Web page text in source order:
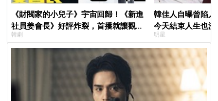
《財閥家的小兒子》宇宙回歸！《新進
社員姜會長》好評炸裂，首播就讓觀眾
多巴胺爆表
韓劇
韓佳人自曝曾陷
今天結束人生也
YouTube重拾生
明星